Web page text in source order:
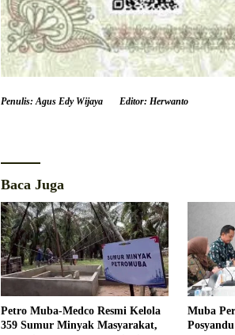
Penulis: Agus Edy Wijaya Editor: Herwanto
Baca Juga
Petro Muba-Medco Resmi Kelola
359 Sumur Minyak Masyarakat,
Muba
Posyandu